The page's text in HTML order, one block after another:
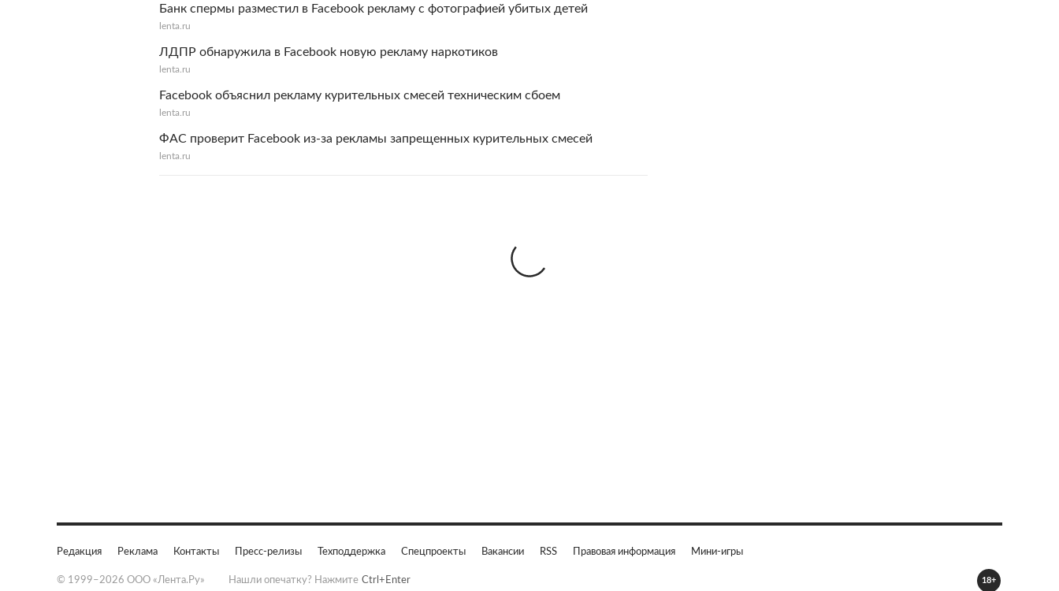
Банк спермы разместил в Facebook рекламу с фотографией убитых детей
lenta.ru
ЛДПР обнаружила в Facebook новую рекламу наркотиков
lenta.ru
Facebook объяснил рекламу курительных смесей техническим сбоем
lenta.ru
ФАС проверит Facebook из-за рекламы запрещенных курительных смесей
lenta.ru
Редакция Реклама Контакты Пресс-релизы Техподдержка Спецпроекты Вакансии RSS Правовая информация Мини-игры
© 1999–2026 ООО «Лента.Ру» Нашли опечатку? Нажмите Ctrl+Enter 18+